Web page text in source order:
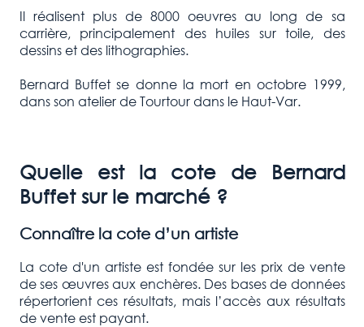
Il réalisent plus de 8000 oeuvres au long de sa
carrière, principalement des huiles sur toile, des
dessins et des lithographies.
Bernard Buffet se donne la mort en octobre 1999,
dans son atelier de Tourtour dans le Haut-Var.
Quelle est la cote de Bernard
Buffetsur le marché ?
Connaître la cote d’un artiste
La cote d'un artiste est fondée sur les prix de vente
de ses œuvres aux enchères. Des bases de données
répertorient ces résultats, mais l’accès aux résultats
de vente est payant.